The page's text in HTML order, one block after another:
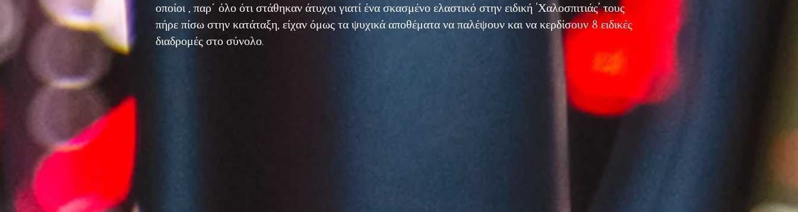
οποίοι , παρ΄ όλο ότι στάθηκαν άτυχοι γιατί ένα σκασμένο ελαστικό στην ειδική ‘Χαλοσπιτιάς’ τους
πήρε πίσω στην κατάταξη, είχαν όμως τα ψυχικά αποθέματα να παλέψουν και να κερδίσουν 8 ειδικές
διαδρομές στο σύνολο.